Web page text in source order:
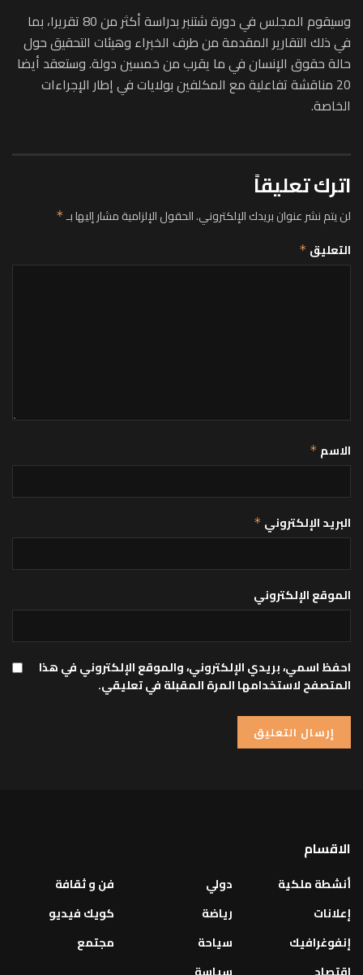
وسيقوم المجلس في دورة شتنبر بدراسة أكثر من 80 تقريرا، بما
في ذلك التقارير المقدمة من طرف الخبراء وهيئات التحقيق حول
حالة حقوق الإنسان في ما يقرب من خمسين دولة. وستعقد أيضا
20 مناقشة تفاعلية مع المكلفين بولايات في إطار الإجراءات
الخاصة.
اترك تعليقاً
لن يتم نشر عنوان بريدك الإلكتروني.الحقول الإلزامية مشار إليها بـ*
التعليق *
الاسم *
البريد الإلكتروني *
الموقع الإلكتروني
احفظ اسمي، بريدي الإلكتروني، والموقع الإلكتروني في هذا
المتصفح لاستخدامها المرة المقبلة في تعليقي.
الاقسام
أنشطة ملكية
إعلانات
إنفوغرافيك
دولي
رياضة
سياحة
فن و ثقافة
كويك فيديو
مجتمع